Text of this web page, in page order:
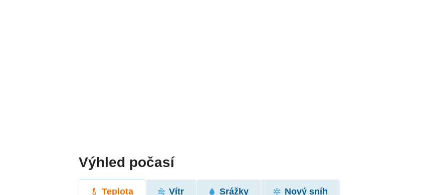
Výhled počasí
Teplota Vítr Srážky Nový sníh